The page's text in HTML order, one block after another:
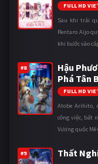
FULL HD
Sau khi trải
Rentaro Aijo
khi bước vào
#8
Hậu
Phá Tân
FULL HD
Atobe Arihito,
công việc, bất
Vương quốc
#9 Thất